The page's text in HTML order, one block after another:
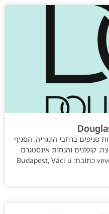
סניפים ברחבי הונגריה, הסניף
קופונים והנחות אינסטגרם